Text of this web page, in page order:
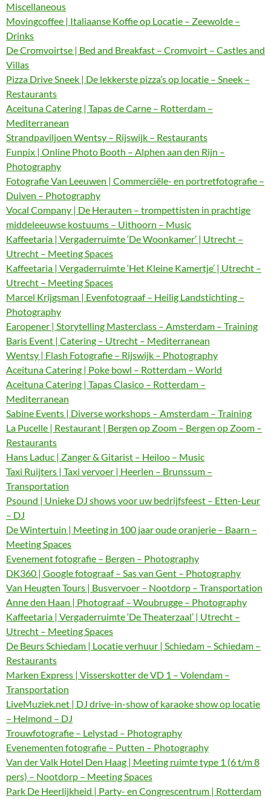
Miscellaneous
Movingcoffee | Italiaanse Koffie op Locatie – Zeewolde –
Drinks
De Cromvoirtse | Bed and Breakfast – Cromvoirt – Castles and
Villas
Pizza Drive Sneek | De lekkerste pizza’s op locatie – Sneek –
Restaurants
Aceituna Catering | Tapas de Carne – Rotterdam –
Mediterranean
Strandpaviljoen Wentsy – Rijswijk – Restaurants
Funpix | Online Photo Booth – Alphen aan den Rijn –
Photography
Fotografie Van Leeuwen | Commerciële- en portretfotografie –
Duiven – Photography
Vocal Company | De Herauten – trompettisten in prachtige
middeleeuwse kostuums – Uithoorn – Music
Kaffeetaria | Vergaderruimte ‘De Woonkamer’ | Utrecht –
Utrecht – Meeting Spaces
Kaffeetaria | Vergaderruimte ‘Het Kleine Kamertje’ | Utrecht –
Utrecht – Meeting Spaces
Marcel Krijgsman | Evenfotograaf – Heilig Landstichting –
Photography
Earopener | Storytelling Masterclass – Amsterdam – Training
Baris Event | Catering – Utrecht – Mediterranean
Wentsy | Flash Fotografie – Rijswijk – Photography
Aceituna Catering | Poke bowl – Rotterdam – World
Aceituna Catering | Tapas Clasico – Rotterdam –
Mediterranean
Sabine Events | Diverse workshops – Amsterdam – Training
La Pucelle | Restaurant | Bergen op Zoom – Bergen op Zoom –
Restaurants
Hans Laduc | Zanger & Gitarist – Heiloo – Music
Taxi Ruijters | Taxi vervoer | Heerlen – Brunssum –
Transportation
Psound | Unieke DJ shows voor uw bedrijfsfeest – Etten-Leur
– DJ
De Wintertuin | Meeting in 100 jaar oude oranjerie – Baarn –
Meeting Spaces
Evenement fotografie – Bergen – Photography
DK360 | Google fotograaf – Sas van Gent – Photography
Van Heugten Tours | Busvervoer – Nootdorp – Transportation
Anne den Haan | Photograaf – Woubrugge – Photography
Kaffeetaria | Vergaderruimte ‘De Theaterzaal’ | Utrecht –
Utrecht – Meeting Spaces
De Beurs Schiedam | Locatie verhuur | Schiedam – Schiedam –
Restaurants
Marken Express | Visserskotter de VD 1 – Volendam –
Transportation
LiveMuziek.net | DJ drive-in-show of karaoke show op locatie
– Helmond – DJ
Trouwfotografie – Lelystad – Photography
Evenementen fotografie – Putten – Photography
Van der Valk Hotel Den Haag | Meeting ruimte type 1 (6 t/m 8
pers) – Nootdorp – Meeting Spaces
Park De Heerlijkheid | Party- en Congrescentrum | Rotterdam